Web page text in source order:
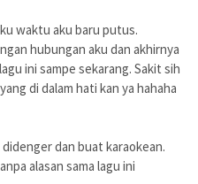
waktu aku baru putus.
hubungan aku dan akhirnya
ini sampe sekarang. Sakit sih
di dalam hati kan ya hahaha
dan buat karaokean.
alasan sama lagu ini